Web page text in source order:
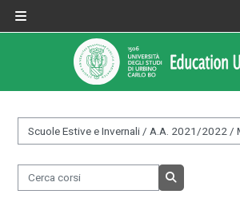
Informazioni
Informazioni generali
Istruzioni per docenti
&nbsp;
Cerca corsi